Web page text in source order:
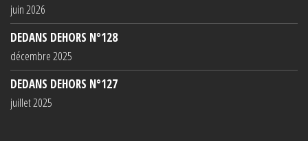
juin 2026
DEDANS DEHORS N°128
décembre 2025
DEDANS DEHORS N°127
juillet 2025